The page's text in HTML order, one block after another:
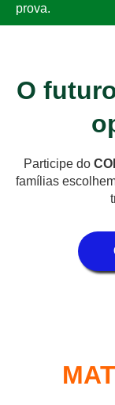
prova.
O
Participe do
famílias